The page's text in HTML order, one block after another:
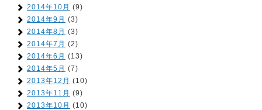
2014年10月 (9)
2014年9月 (3)
2014年8月 (3)
2014年7月 (2)
2014年6月 (13)
2014年5月 (7)
2013年12月 (10)
2013年11月 (9)
2013年10月 (10)